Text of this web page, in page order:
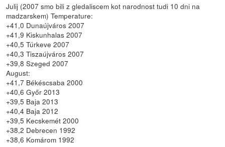
Julij (2007 smo bili z gledaliscem kot narodnost tudi 10 dni na
madzarskem) Temperature:
+41,0 Dunaújváros 2007
+41,9 Kiskunhalas 2007
+40,5 Túrkeve 2007
+40,3 Tiszaújváros 2007
+39,8 Szeged 2007
August:
+41,7 Békéscsaba 2000
+40,6 Győr 2013
+39,5 Baja 2013
+40,4 Baja 2012
+39,5 Kecskemét 2000
+38,2 Debrecen 1992
+38,6 Komárom 1992